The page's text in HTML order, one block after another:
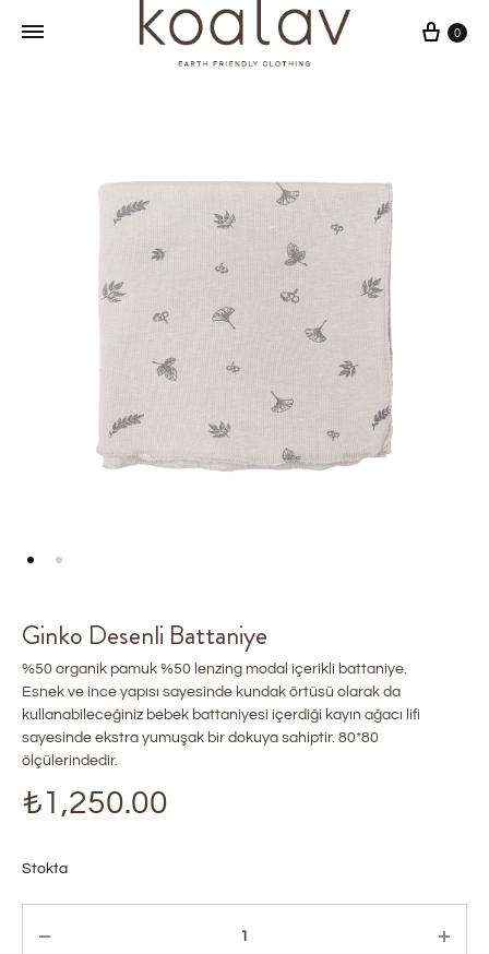
Sepet
0
Ginko Desenli Battaniye
%50 organik pamuk %50 lenzing modal içerikli battaniye.
Esnek ve ince yapısı sayesinde kundak örtüsü olarak da
kullanabileceğiniz bebek battaniyesi içerdiği kayın ağacı lifi
sayesinde ekstra yumuşak bir dokuya sahiptir. 80*80
ölçülerindedir.
₺1,250.00
Stokta